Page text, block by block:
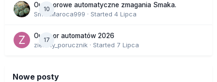
10
Outdoorowe automatyczne zmagania Smaka.
SmakMaroca999 · Started 4 Lipca
17
Outdoor automatów 2026
zielony_porucznik · Started 7 Lipca
Nowe posty